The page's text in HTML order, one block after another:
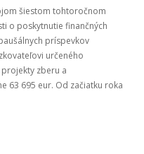
šiestom tohtoročnom
o poskytnutie finančných
príspevkov
určeného
zberu a
63 695 eur. Od začiatku roka